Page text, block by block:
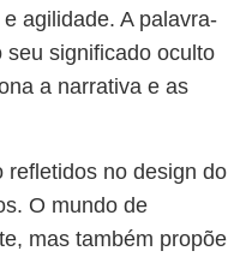
agilidade. A palavra-
significado oculto
a narrativa e as
refletidos no design do
O mundo de
mas também propõe